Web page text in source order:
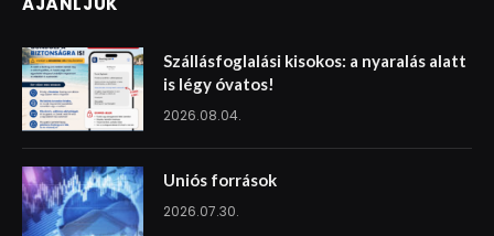
Szállásfoglalási kisokos: a nyaralás alatt
is légy óvatos!
2026.08.04.
Uniós források
2026.07.30.